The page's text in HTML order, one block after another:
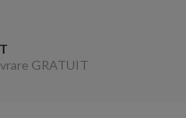
GRATUIT